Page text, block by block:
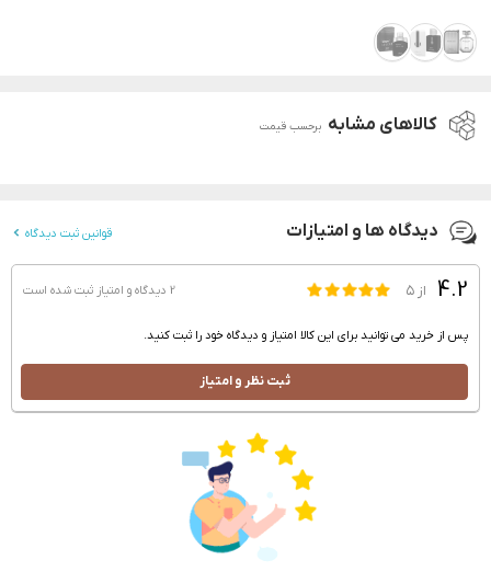
کالاهای مشابه برحسب قیمت
دیدگاه ها و امتیازات قوانین ثبت دیدگاه
4.2 از ۵ 2 دیدگاه و امتیاز ثبت شده است
پس از خرید می توانید برای این کالا امتیاز و دیدگاه خود را ثبت کنید.
ثبت نظر و امتیاز